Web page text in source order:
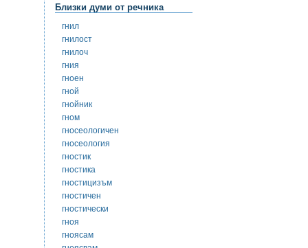
Близки думи от речника
гнил
гнилост
гнилоч
гния
гноен
гной
гнойник
гном
гносеологичен
гносеология
гностик
гностика
гностицизъм
гностичен
гностически
гноя
гноясам